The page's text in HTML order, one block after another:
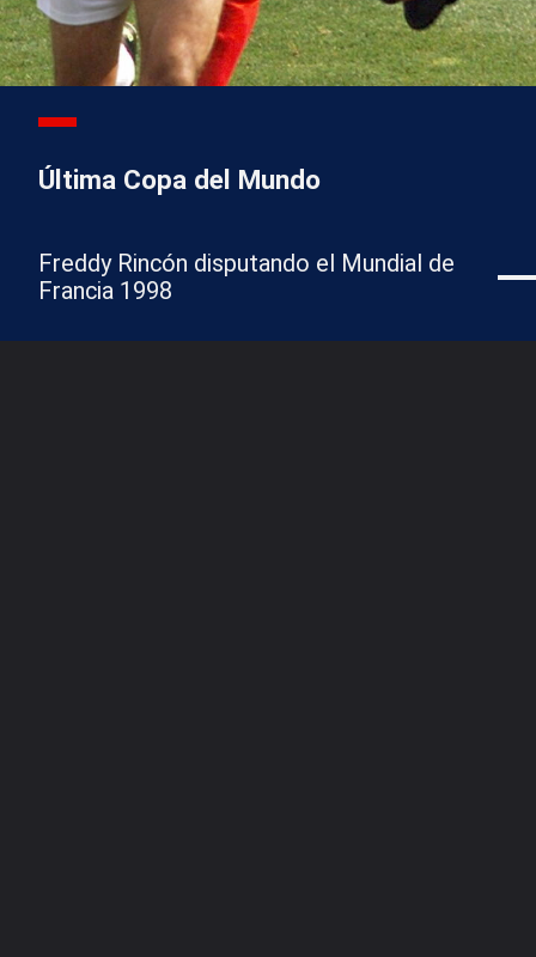
Última Copa del Mundo
Freddy Rincón disputando el Mundial de
Francia 1998